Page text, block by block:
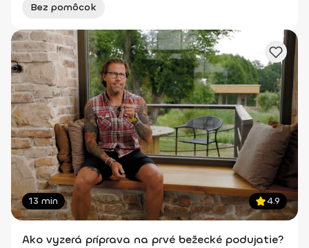
Bez pomôcok
13 min 4.9
Ako vyzerá príprava na prvé bežecké podujatie?